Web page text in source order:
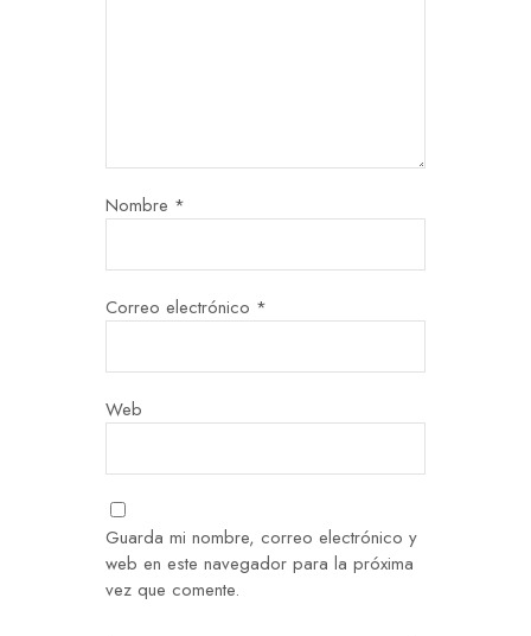
Nombre *
Correo electrónico *
Web
Guarda mi nombre, correo electrónico y
web en este navegador para la próxima
vez que comente.